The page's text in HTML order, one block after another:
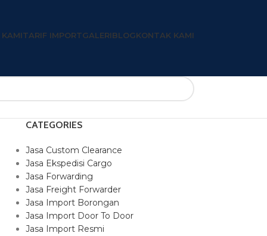
KAMITARIF IMPORTGALERIBLOGKONTAK KAMI
CATEGORIES
Jasa Custom Clearance
Jasa Ekspedisi Cargo
Jasa Forwarding
Jasa Freight Forwarder
Jasa Import Borongan
Jasa Import Door To Door
Jasa Import Resmi